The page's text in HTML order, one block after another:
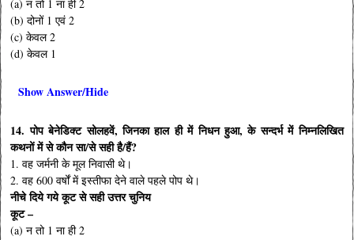
(a) न तो 1 ना ही 2
(b) दोनों 1 एवं 2
(c) केवल 2
(d) केवल 1
Show Answer/Hide
14. पोप बेनेडिक्ट सोलहवें, जिनका हाल ही में निधन हुआ, के सन्दर्भ में निम्नलिखित
कथनों में से कौन सा/से सही है/हैं?
1. वह जर्मनी के मूल निवासी थे।
2. वह 600 वर्षों में इस्तीफा देने वाले पहले पोप थे।
नीचे दिये गये कूट से सही उत्तर चुनिय
कूट –
(a) न तो 1 ना ही 2